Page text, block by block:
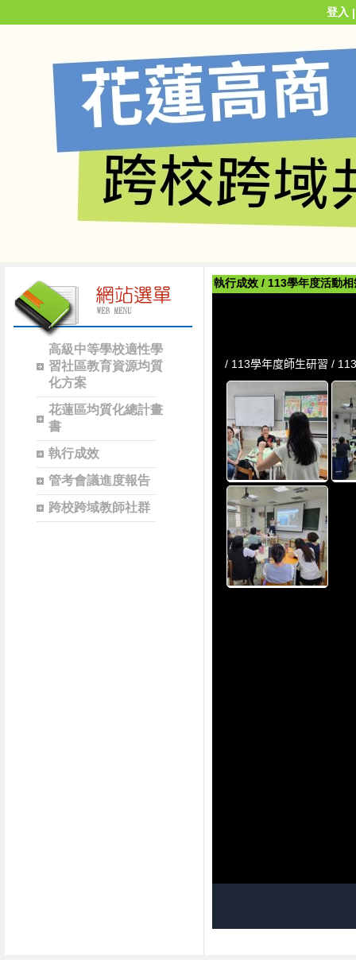
登入
高級中等學校適性學
習社區教育資源均質
化方案
花蓮區均質化總計畫
書
執行成效
管考會議進度報告
跨校跨域教師社群
執行成效 / 113學年度活動相